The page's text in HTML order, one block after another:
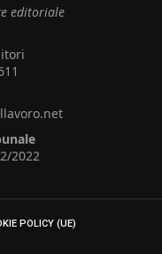
editoriale
2022
POLICY (UE)